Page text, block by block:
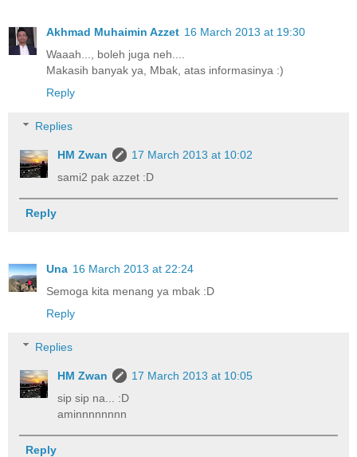
Akhmad Muhaimin Azzet 16 March 2013 at 19:30
Waaah..., boleh juga neh....
Makasih banyak ya, Mbak, atas informasinya :)
Reply
Replies
HM Zwan
17 March 2013 at 10:02
sami2 pak azzet :D
Reply
Una 16 March 2013 at 22:24
Semoga kita menang ya mbak :D
Reply
Replies
HM Zwan
17 March 2013 at 10:05
sip sip na... :D
aminnnnnnnn
Reply